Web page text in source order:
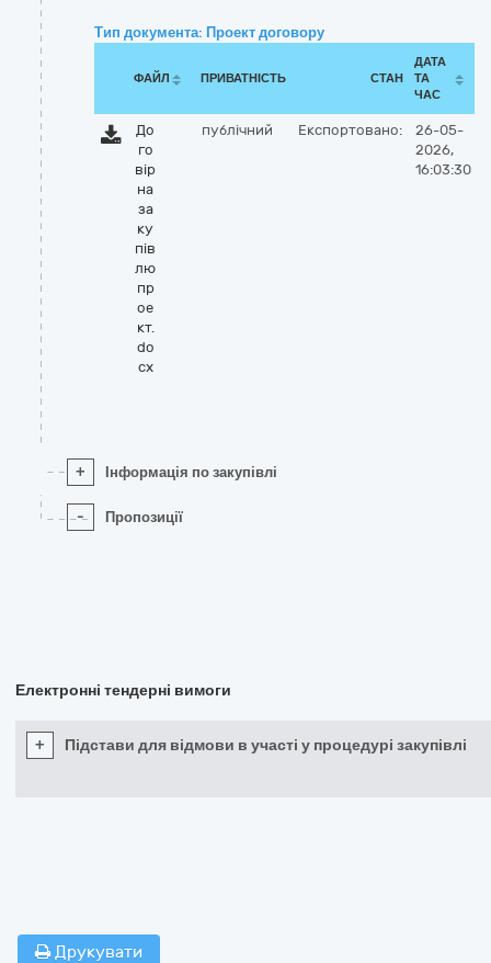
Тип документа: Проект договору
ФАЙЛ ПРИВАТНІСТЬ СТАН
ДАТА
ТА
ЧАС
До
го
вір
на
за
ку
пів
лю
пр
ое
кт.
do
cx
публічний Експортовано:
26-05-
2026,
16:03:30
+ Інформація по закупівлі
- Пропозиції
Електронні тендерні вимоги
+ Підстави для відмови в участі у процедурі закупівлі
Друкувати